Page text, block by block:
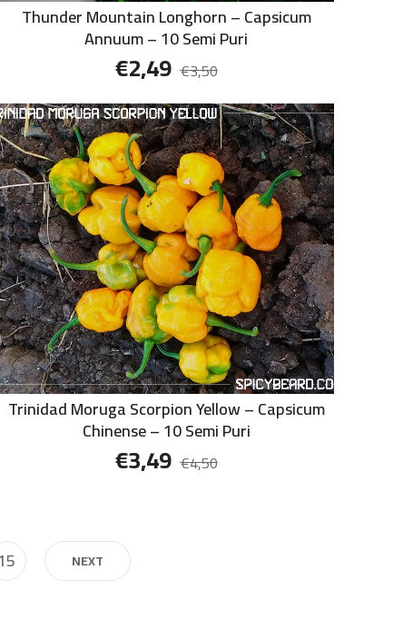
Thunder Mountain Longhorn – Capsicum
Annuum – 10 Semi Puri
€3,50
€2,49
Trinidad Moruga Scorpion Yellow – Capsicum
Chinense – 10 Semi Puri
€4,50
€3,49
NEXT